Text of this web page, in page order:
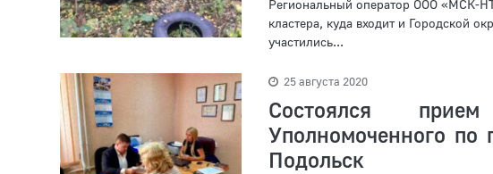
Региональный оператор ООО «МСК-
кластера, куда входит и Городской
участились...
25 августа 2020
Состоялся
Уполномоченного по
Подольск